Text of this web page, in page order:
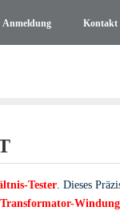
Anmeldung Kontakt
Tester. Dieses
Transformator-